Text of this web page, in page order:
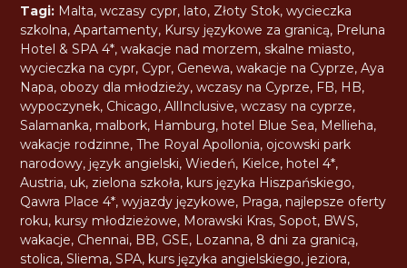
Tagi: Malta,wczasy cypr, lato, Złoty Stok,wycieczka
szkolna,Apartamenty, Kursy językowe za granicą, Preluna
Hotel & SPA 4*,wakacje nad morzem,skalne miasto,
wycieczka na cypr, Cypr, Genewa,wakacje na Cyprze,Aya
Napa, obozy dla młodzieży,wczasy na Cyprze, FB, HB,
wypoczynek, Chicago,AllInclusive,wczasy na cyprze,
Salamanka, malbork, Hamburg, hotel Blue Sea, Mellieha,
wakacje rodzinne,The Royal Apollonia, ojcowski park
narodowy, język angielski,Wiedeń, Kielce, hotel 4*,
Austria, uk, zielona szkoła, kurs języka Hiszpańskiego,
Qawra Place 4*,wyjazdy językowe, Praga, najlepsze oferty
roku, kursy młodzieżowe, Morawski Kras,Sopot, BWS,
wakacje, Chennai, BB, GSE, Lozanna, 8 dni za granicą,
stolica,Sliema,SPA, kurs języka angielskiego, jeziora,